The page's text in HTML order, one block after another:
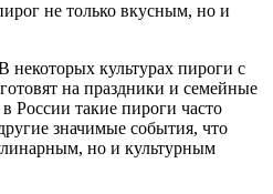
не только вкусным, но и
некоторых культурах пироги с
на праздники и семейные
России такие пироги часто
значимые события, что
но и культурным